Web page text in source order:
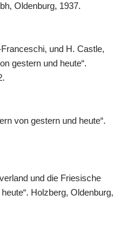
Oldenburg, 1937.
und H. Castle,
gestern und heute“.
von gestern und heute“.
und die Friesische
Holzberg, Oldenburg,